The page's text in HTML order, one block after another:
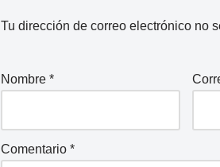
Tu dirección de correo electrónico no
Nombre *
Comentario *